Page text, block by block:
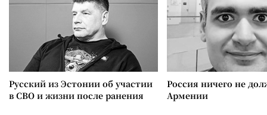
Русский из Эстонии об участии
в СВО и жизни после ранения
Россия ничего не
Армении